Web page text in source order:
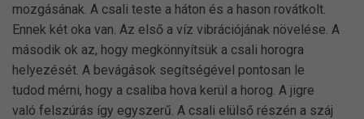
mozgásának. A csali teste a háton és a hason rovátkolt.
Ennek két oka van. Az első a víz vibrációjának növelése. A
második ok az, hogy megkönnyítsük a csali horogra
helyezését. A bevágások segítségével pontosan le
tudod mérni, hogy a csaliba hova kerül a horog. A jigre
való felszúrás így egyszerű. A csali elülső részén a száj